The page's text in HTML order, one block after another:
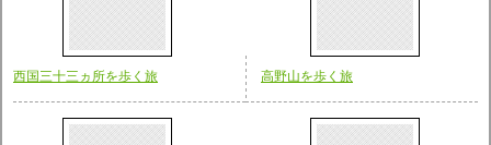
西国三十三ヵ所を歩く旅 高野山を歩く旅